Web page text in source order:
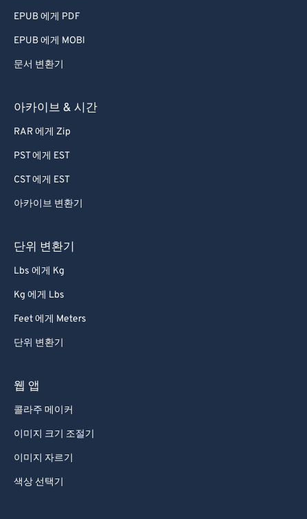
EPUB 에게 PDF
EPUB 에게 MOBI
문서 변환기
아카이브 & 시간
RAR 에게 Zip
PST 에게 EST
CST 에게 EST
아카이브 변환기
단위 변환기
Lbs 에게 Kg
Kg 에게 Lbs
Feet 에게 Meters
단위 변환기
웹 앱
콜라주 메이커
이미지 크기 조절기
이미지 자르기
색상 선택기